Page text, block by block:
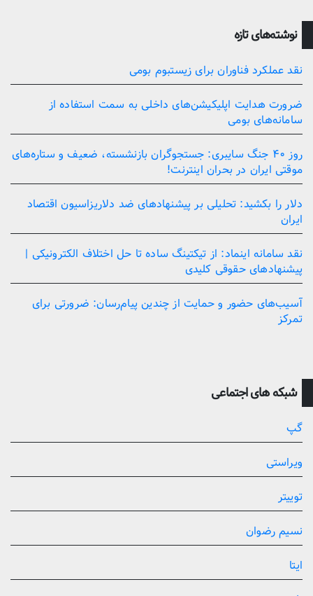
نوشته‌های تازه
نقد عملکرد فناوران برای زیستبوم بومی
ضرورت هدایت اپلیکیشن‌های داخلی به سمت استفاده از
سامانه‌های بومی
روز ۴۰ جنگ سایبری: جستجوگران بازنشسته، ضعیف و ستاره‌های
موقتی ایران در بحران اینترنت!
دلار را بکشید: تحلیلی بر پیشنهادهای ضد دلاریزاسیون اقتصاد
ایران
نقد سامانه اینماد: از تیکتینگ ساده تا حل اختلاف الکترونیکی |
پیشنهادهای حقوقی کلیدی
آسیب‌های حضور و حمایت از چندین پیام‌رسان: ضرورتی برای
تمرکز
شبکه های اجتماعی
گپ
ویراستی
توییتر
نسیم رضوان
ایتا